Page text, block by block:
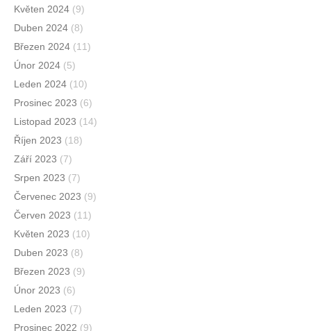
Květen 2024 (9)
Duben 2024 (8)
Březen 2024 (11)
Únor 2024 (5)
Leden 2024 (10)
Prosinec 2023 (6)
Listopad 2023 (14)
Říjen 2023 (18)
Září 2023 (7)
Srpen 2023 (7)
Červenec 2023 (9)
Červen 2023 (11)
Květen 2023 (10)
Duben 2023 (8)
Březen 2023 (9)
Únor 2023 (6)
Leden 2023 (7)
Prosinec 2022 (9)